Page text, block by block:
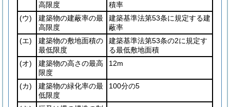
高限度
積率
(ウ)
建築物の建蔽率の最
高限度
建築基準法第53条に規定する建
蔽率
(エ)
建築物の敷地面積の
最低限度
建築基準法第53条の2に規定す
る最低敷地面積
(オ)
建築物の高さの最高
限度
12m
(カ)
建築物の緑化率の最
低限度
100分の5